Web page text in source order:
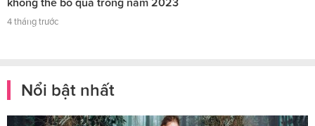
4 tháng trước
Nổi bật nhất